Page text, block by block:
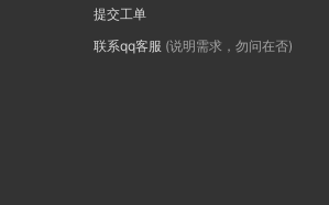
提交工单
联系qq客服 (说明需求，勿问在否)